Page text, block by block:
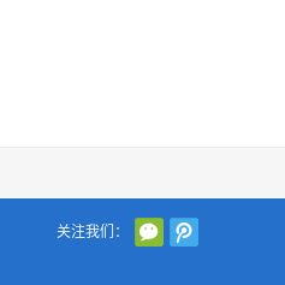
关注我们：